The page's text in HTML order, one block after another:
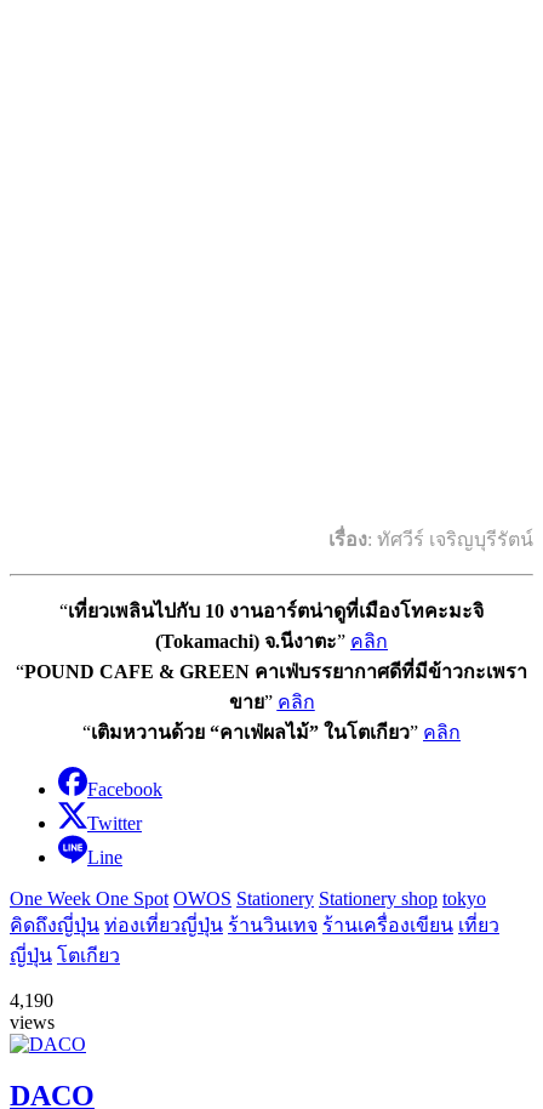
เรื่อง: ทัศวีร์ เจริญบุรีรัตน์
“เที่ยวเพลินไปกับ 10 งานอาร์ตน่าดูที่เมืองโทคะมะจิ
(Tokamachi) จ.นีงาตะ” คลิก
“POUND CAFE & GREEN คาเฟ่บรรยากาศดีที่มีข้าวกะเพรา
ขาย” คลิก
“เติมหวานด้วย “คาเฟ่ผลไม้” ในโตเกียว” คลิก
Facebook
Twitter
Line
One Week One Spot OWOS Stationery Stationery shop tokyo
คิดถึงญี่ปุ่น ท่องเที่ยวญี่ปุ่น ร้านวินเทจ ร้านเครื่องเขียน เที่ยว
ญี่ปุ่น โตเกียว
4,190
views
DACO